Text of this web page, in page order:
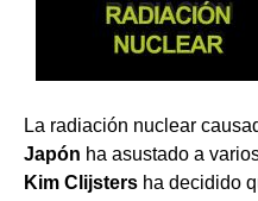
La radiación nuclear
Japón ha asustado a
Kim Clijsters ha decidido